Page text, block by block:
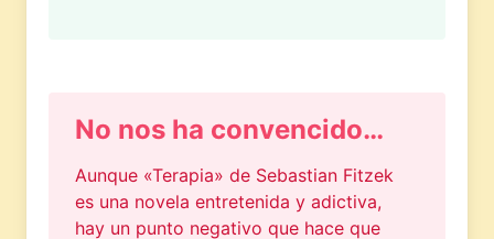
No nos ha convencido…
Aunque «Terapia» de Sebastian Fitzek
es una novela entretenida y adictiva,
hay un punto negativo que hace que